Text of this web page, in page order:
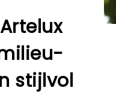
stijlvol